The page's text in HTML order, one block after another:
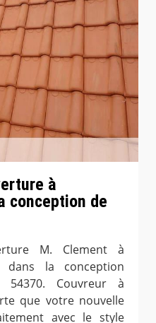
à
conception de
M. Clement à
dans la conception
Couvreur à
que votre nouvelle
avec le style